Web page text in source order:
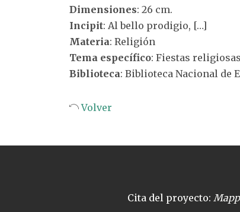
Dimensiones: 26 cm.
Incipit: Al bello prodigio, […]
Materia: Religión
Tema específico: Fiestas
Biblioteca: Biblioteca Nacional de
Volver
Cita del proyecto: